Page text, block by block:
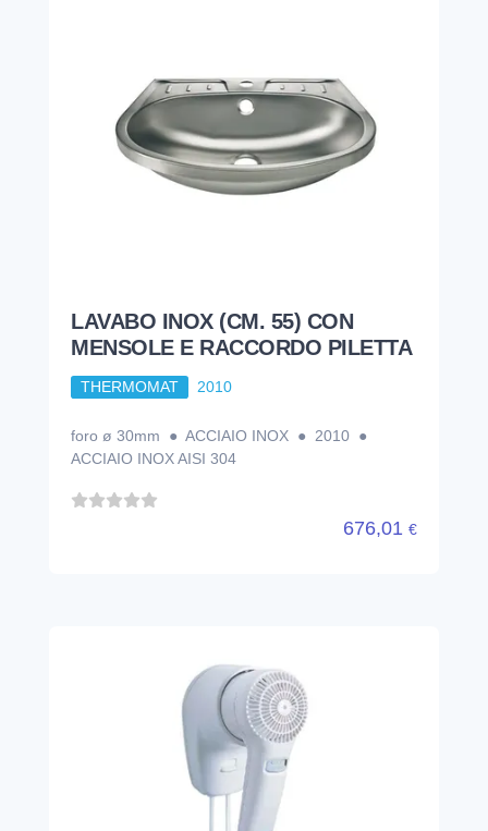
LAVABO INOX (CM. 55) CON
MENSOLE E RACCORDO PILETTA
THERMOMAT 2010
foro ø 30mm ● ACCIAIO INOX ● 2010 ●
ACCIAIO INOX AISI 304
676,01 €